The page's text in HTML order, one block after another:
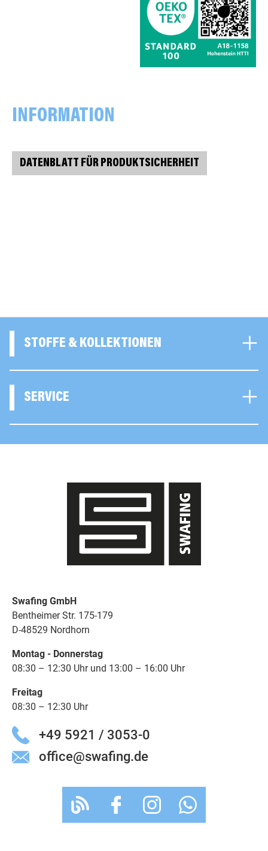
INFORMATION
DATENBLATT FÜR PRODUKTSICHERHEIT
STOFFE & KOLLEKTIONEN
SERVICE
Swafing GmbH
Bentheimer Str. 175-179
D-48529 Nordhorn
Montag - Donnerstag
08:30 – 12:30 Uhr und 13:00 – 16:00 Uhr
Freitag
08:30 – 12:30 Uhr
+49 5921 / 3053-0
office@swafing.de